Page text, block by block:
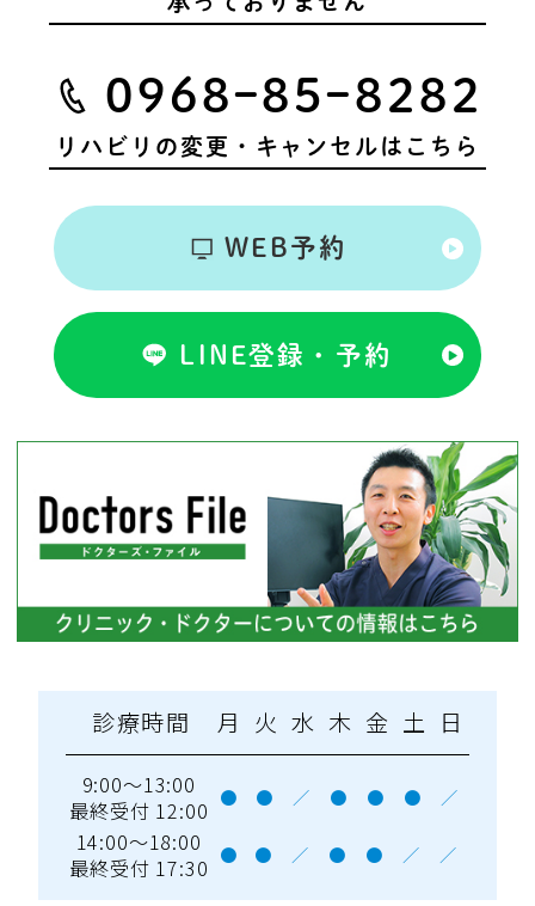
0968ｰ85ｰ8282
リハビリの変更・キャンセルはこちら
WEB予約
LINE登録・予約
診療時間 月 火 水 木 金 土 日
9:00～13:00
最終受付 12:00 ● ● ／ ● ● ● ／
14:00～18:00
最終受付 17:30 ● ● ／ ● ● ／ ／